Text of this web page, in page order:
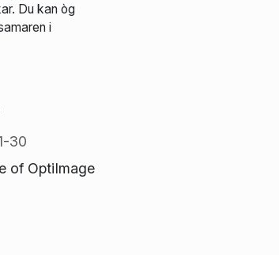
Du kan òg
i
30
of OptiImage